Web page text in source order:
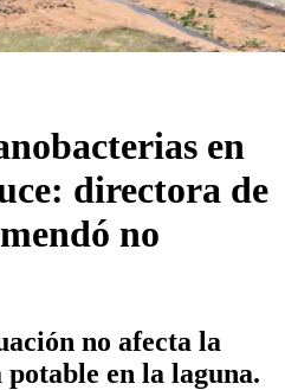
en
directora de
no
no afecta la
en la laguna.